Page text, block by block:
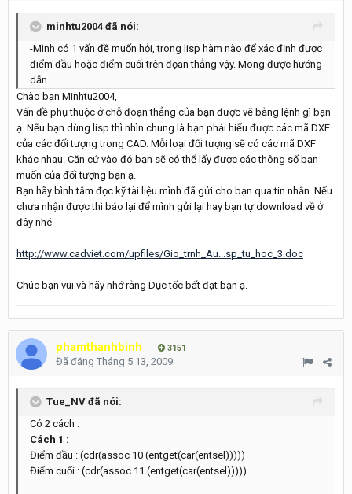
minhtu2004 đã nói:
-Mình có 1 vấn đề muốn hỏi, trong lisp hàm nào để xác định được
điểm đầu hoặc điểm cuối trên đọan thẳng vậy. Mong được hướng
dẫn.
Chào bạn Minhtu2004,
Vấn đề phụ thuộc ở chỗ đoạn thẳng của bạn được vẽ bằng lệnh gì bạn
ạ. Nếu bạn dùng lisp thì nhìn chung là bạn phải hiểu được các mã DXF
của các đối tượng trong CAD. Mỗi loại đối tượng sẽ có các mã DXF
khác nhau. Căn cứ vào đó bạn sẽ có thể lấy được các thông số bạn
muốn của đối tượng bạn ạ.
Bạn hãy bình tâm đọc kỹ tài liệu mình đã gửi cho bạn qua tin nhắn. Nếu
chưa nhận được thì báo lại để mình gửi lại hay bạn tự download về ở
đây nhé
http://www.cadviet.com/upfiles/Gio_trnh_Au...sp_tu_hoc_3.doc
Chúc bạn vui và hãy nhớ rằng Dục tốc bất đạt bạn ạ.
phamthanhbinh 3151
Đã đăng Tháng 5 13, 2009
Tue_NV đã nói:
Có 2 cách :
Cách 1 :
Điểm đầu : (cdr(assoc 10 (entget(car(entsel)))))
Điểm cuối : (cdr(assoc 11 (entget(car(entsel)))))